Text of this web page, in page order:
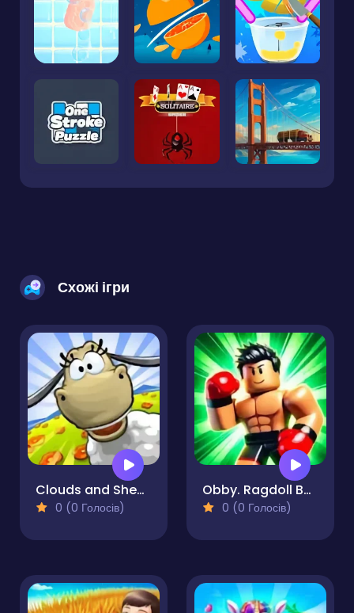
Схожі ігри
Clouds and Sheep 2
0 (0 Голосів)
Obby. Ragdoll Boxing
0 (0 Голосів)